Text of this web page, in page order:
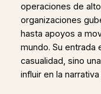
operaciones de
organizaciones
hasta apoyos a
mundo. Su entrada
casualidad, sino
influir en la